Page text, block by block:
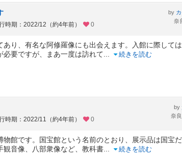
時期：2022/12（約4年前） 0
by
奈
あり、有名な阿修羅像にも出会えます。入館に際して
必要ですが、まあ一度は訪れて
続きを読む
時期：2022/11（約4年前） 0
by
奈
物館です。国宝館という名前のとおり、展示品は国宝
観音像、八部衆像など、教科書
続きを読む